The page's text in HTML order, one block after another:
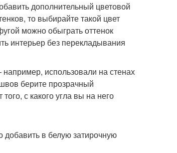
дополнительный цветовой
то выбирайте такой цвет
можно обыграть оттенок
интерьер без перекладывания
использовали на стенах
берите прозрачный
с какого угла вы на него
в белую затирочную